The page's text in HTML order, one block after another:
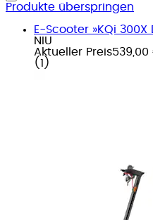
Produkte überspringen
E-Scooter »KQi
NIU
Aktueller Preis539,00
( 1 )